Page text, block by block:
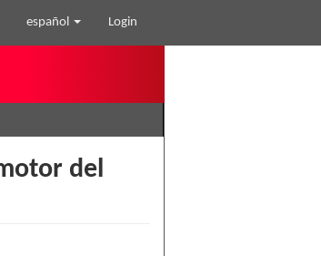
español Login
del